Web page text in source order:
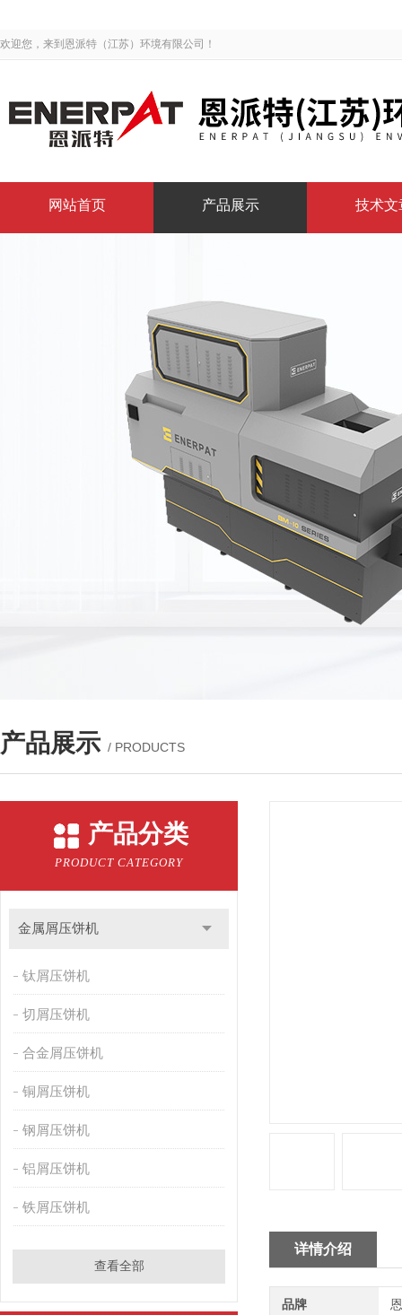
欢迎您，来到恩派特（江苏）环境有限公司！
网站首页 产品展示 技术文
产品展示 / PRODUCTS
产品分类
PRODUCT CATEGORY
金属屑压饼机
钛屑压饼机
切屑压饼机
合金屑压饼机
铜屑压饼机
钢屑压饼机
铝屑压饼机
铁屑压饼机
查看全部
详情介绍
品牌